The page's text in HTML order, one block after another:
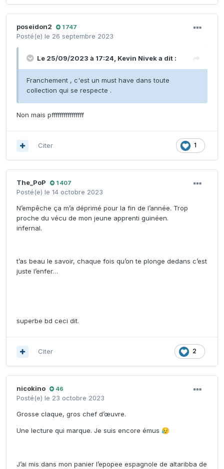
poseidon2 1 747
Posté(e) le 26 septembre 2023
Le 25/09/2023 à 17:24, Kevin Niveka dit :
Franchement , c'est un must have dans toute
collection qui se respecte .
Non mais pffffffffffffffff
1
Citer
The_PoP 1 407
Posté(e) le 14 octobre 2023
N’empêche ça m’a déprimé pour la fin de l’année. Trop
proche du vécu de mon jeune apprenti guinéen.
infernal.
t’as beau le savoir, chaque fois qu’on te plonge dedans c’est
juste l’enfer…
superbe bd ceci dit.
2
Citer
nicokino 46
Posté(e) le 23 octobre 2023
Grosse claque, gros chef d’œuvre.
Une lecture qui marque. Je suis encore émus 😥
J’ai mis dans mon panier l’epopee espagnole de altaribba de